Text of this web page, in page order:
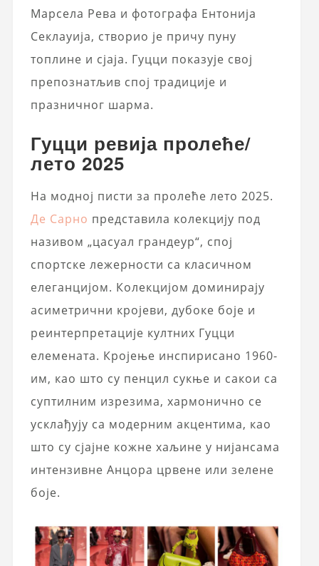
Марсела Рева и фотографа Ентонија
Секлауија, створио је причу пуну
топлине и сјаја. Гуцци показује свој
препознатљив спој традиције и
празничног шарма.
Гуцци ревија пролеће/
лето 2025
На модној писти за пролеће лето 2025.
Де Сарно представила колекцију под
називом „цасуал грандеур“, спој
спортске лежерности са класичном
елеганцијом. Колекцијом доминирају
асиметрични кројеви, дубоке боје и
реинтерпретације култних Гуцци
елемената. Кројење инспирисано 1960-
им, као што су пенцил сукње и сакои са
суптилним изрезима, хармонично се
усклађују са модерним акцентима, као
што су сјајне кожне хаљине у нијансама
интензивне Анцора црвене или зелене
боје.